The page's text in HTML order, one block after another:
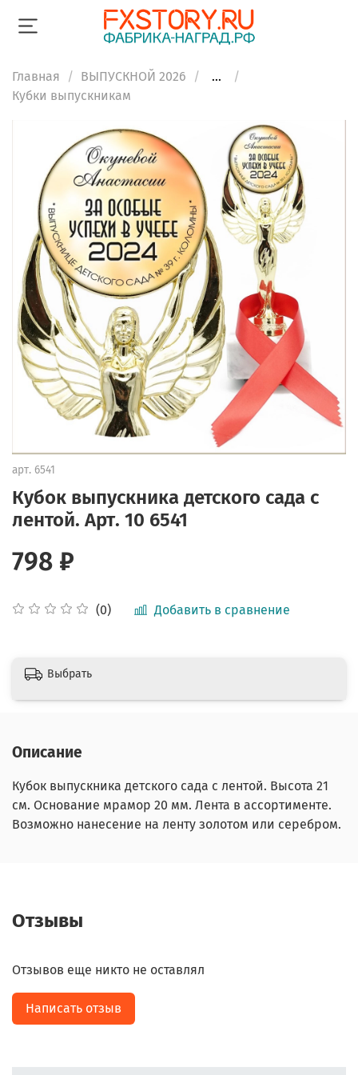
Главная ВЫПУСКНОЙ 2026
...
Кубки выпускникам
арт. 6541
Кубок выпускника детского сада с
лентой. Арт. 10 6541
(0) Добавить в сравнение
798 ₽
Выбрать
Описание
Кубок выпускника детского сада с лентой. Высота 21
см. Основание мрамор 20 мм. Лента в ассортименте.
Возможно нанесение на ленту золотом или серебром.
Отзывы
Отзывов еще никто не оставлял
Написать отзыв